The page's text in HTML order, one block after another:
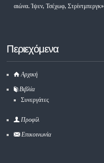
αιώνα. Ίψεν, Τσέχωφ, Στρίντμπεργκ»
Περιεχόμενα
Αρχική
Βιβλία
Συνεργάτες
Προφίλ
Επικοινωνία